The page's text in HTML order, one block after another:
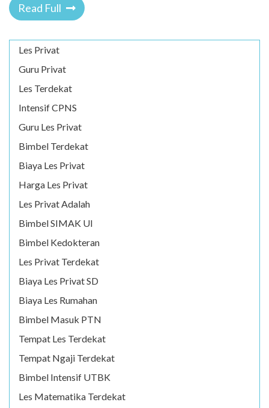
Read Full
Les Privat
Guru Privat
Les Terdekat
Intensif CPNS
Guru Les Privat
Bimbel Terdekat
Biaya Les Privat
Harga Les Privat
Les Privat Adalah
Bimbel SIMAK UI
Bimbel Kedokteran
Les Privat Terdekat
Biaya Les Privat SD
Biaya Les Rumahan
Bimbel Masuk PTN
Tempat Les Terdekat
Tempat Ngaji Terdekat
Bimbel Intensif UTBK
Les Matematika Terdekat